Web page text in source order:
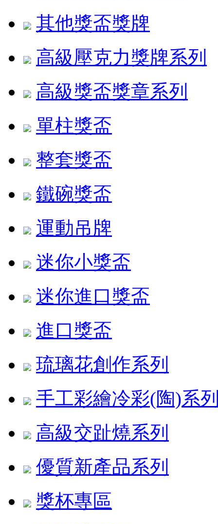
其他獎盃獎牌
高級壓克力獎牌系列
高級獎盃獎章系列
單柱獎盃
整套獎盃
鐵碗獎盃
運動吊牌
迷你小獎盃
迷你進口獎盃
進口獎盃
琉璃花創作系列
手工彩繪冷彩(陶)系
高級交趾燒系列
優質新產品系列
獎杯專區